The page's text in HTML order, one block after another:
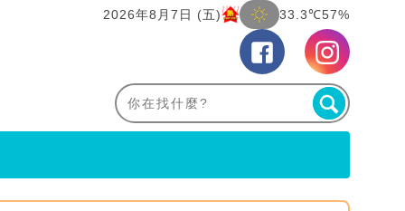
2026年8月7日 (五) 33.3℃57%